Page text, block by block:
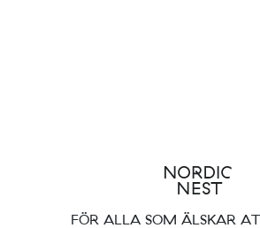
FÖR ALLA SOM ÄLSKAR